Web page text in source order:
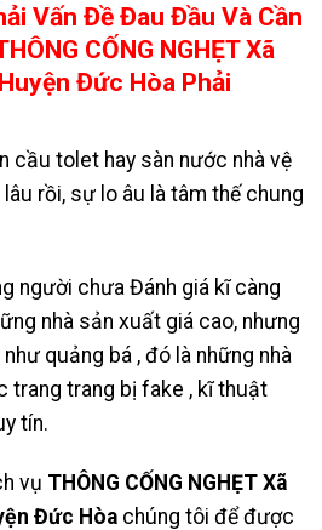
Vấn Đề Đau Đầu Và Cần
CỐNG NGHẸT Xã
Đức Hòa Phải
cầu tolet hay sàn nước nhà vệ
rồi, sự lo âu là tâm thế chung
người chưa Đánh giá kĩ càng
nhà sản xuất giá cao, nhưng
quảng bá , đó là những nhà
trang trang bị fake , kĩ thuật
tín.
vụ THÔNG CỐNG NGHẸT Xã
Đức Hòa chúng tôi để được